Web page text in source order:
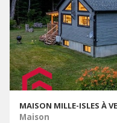
MAISON MILLE-ISLES À
Maison